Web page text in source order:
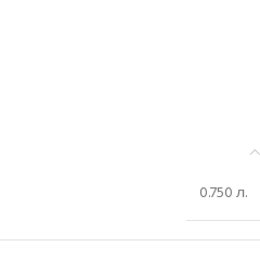
0.750 л.